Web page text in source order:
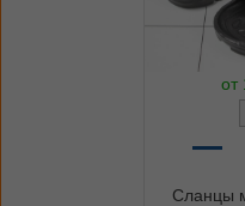
от
–
Сланцы